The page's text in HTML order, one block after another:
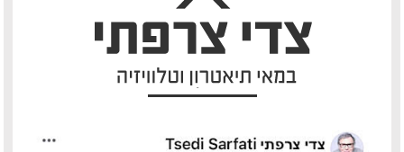
אבי בללי – מוזיקאי ויוצר
פיטר רוט – מוזיקאי ויוצר
דודי לוי – מוזיקאי, גיטריסט ויוצר